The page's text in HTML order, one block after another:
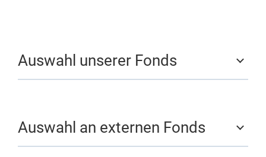
Auswahl unserer Fonds
Auswahl an externen Fonds